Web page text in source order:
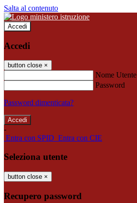
Salta al contenuto
Accedi
Accedi
button close ×
Nome Utente
Password
Password dimenticata?
-
Entra con SPID Entra con CIE
Seleziona utente
button close ×
Recupero password